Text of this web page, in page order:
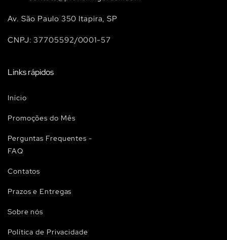
Av. São Paulo 350 Itapira, SP
CNPJ: 37705592/0001-57
Links rápidos
Início
Promoções do Mês
Perguntas Frequentes -
FAQ
Contatos
Prazos e Entregas
Sobre nós
Política de Privacidade